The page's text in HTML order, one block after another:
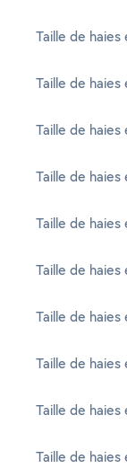
Taille de
Taille de haies
Taille de
Taille de
Taille de
Taille de
Taille de
Taille de
Taille de
Taille de